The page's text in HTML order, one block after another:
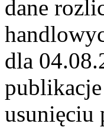
dane
dla
usunięciu